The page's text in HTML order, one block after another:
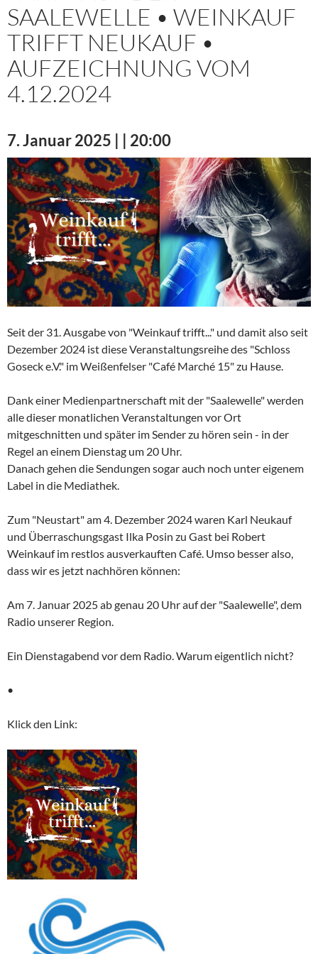
SAALEWELLE • WEINKAUF
TRIFFT NEUKAUF •
AUFZEICHNUNG VOM
4.12.2024
7. Januar 2025 | | 20:00
Seit der 31. Ausgabe von "Weinkauf trifft..." und damit also seit
Dezember 2024 ist diese Veranstaltungsreihe des "Schloss
Goseck e.V." im Weißenfelser "Café Marché 15" zu Hause.
Dank einer Medienpartnerschaft mit der "Saalewelle" werden
alle dieser monatlichen Veranstaltungen vor Ort
mitgeschnitten und später im Sender zu hören sein - in der
Regel an einem Dienstag um 20 Uhr.
Danach gehen die Sendungen sogar auch noch unter eigenem
Label in die Mediathek.
Zum "Neustart" am 4. Dezember 2024 waren Karl Neukauf
und Überraschungsgast Ilka Posin zu Gast bei Robert
Weinkauf im restlos ausverkauften Café. Umso besser also,
dass wir es jetzt nachhören können:
Am 7. Januar 2025 ab genau 20 Uhr auf der "Saalewelle", dem
Radio unserer Region.
Ein Dienstagabend vor dem Radio. Warum eigentlich nicht?
•
Klick den Link: